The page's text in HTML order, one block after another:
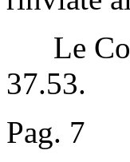
Le
37.53.
Pag. 7